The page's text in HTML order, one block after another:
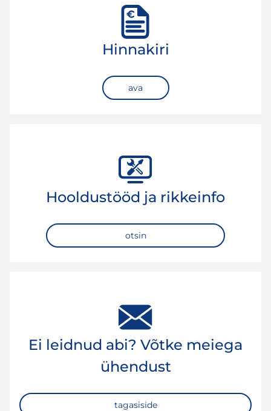
Hinnakiri
ava
Hooldustööd ja rikkeinfo
otsin
Ei leidnud abi? Võtke meiega
ühendust
tagasiside